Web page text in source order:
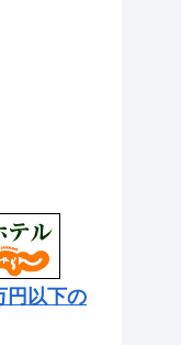
円以下の